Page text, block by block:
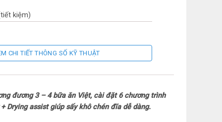
kiệm)
bằng nước nóng Hỗ trợ hòa tan viên tẩy rửa
CHI TIẾT THÔNG SỐ KỸ THUẬT
đương 3 – 4 bữa ăn Việt, cài đặt 6 chương trình
Drying assist giúp sấy khô chén đĩa dễ dàng.